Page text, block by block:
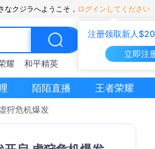
注册领取新人
立即注
なクジラへようこそ， ログインしてください
耀 和平精英
陌陌直播 王者荣耀
狩危机爆发